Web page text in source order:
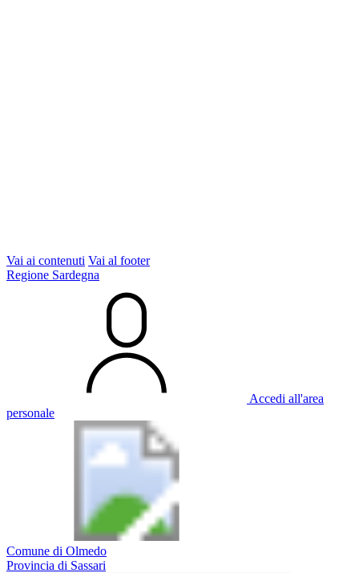
Vai ai contenuti Vai al footer
Regione Sardegna
Accedi all'area
personale
Comune di Olmedo
Provincia di Sassari